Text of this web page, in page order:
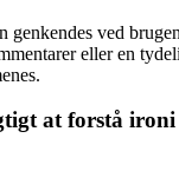
ved
eller en
at forstå